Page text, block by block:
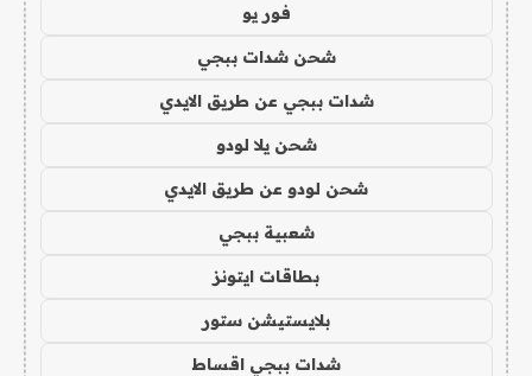
فور يو
شحن شدات ببجي
شدات ببجي عن طريق الايدي
شحن يلا لودو
شحن لودو عن طريق الايدي
شعبية ببجي
بطاقات ايتونز
بلايستيشن ستور
شدات ببجي اقساط